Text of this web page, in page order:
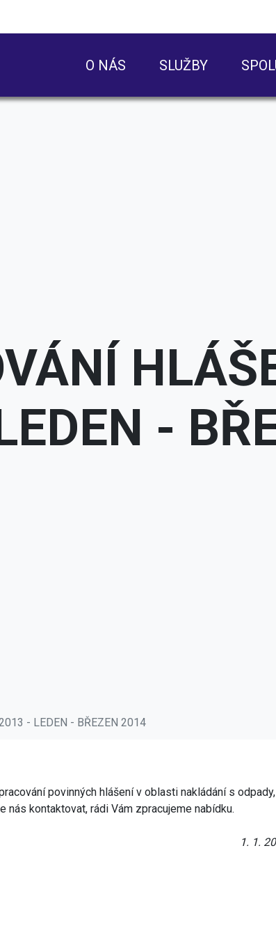
O NÁS SLUŽBY
-
- LEDEN - BŘEZEN 2014
povinných hlášení v oblasti nakládání s odpady,
nás kontaktovat, rádi Vám zpracujeme nabídku.
1. 1.